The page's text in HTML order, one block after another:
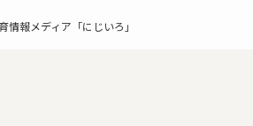
情報メディア「にじいろ」